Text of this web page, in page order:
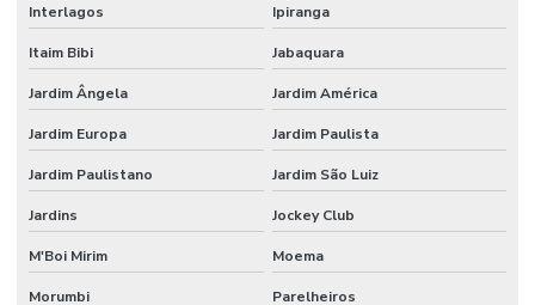
Frasco Erlenmeyer graduado
Frasco lavador de gases tipo drechsel
Frasco reagente graduado tampa azul preço
Frasco reagente com tampa de rosca
Frasco roller
Interlagos Ipiranga
Itaim Bibi Jabaquara
Jardim Ângela Jardim América
Jardim Europa Jardim Paulista
Jardim Paulistano Jardim São Luiz
Jardins Jockey Club
M'Boi Mirim Moema
Morumbi Parelheiros